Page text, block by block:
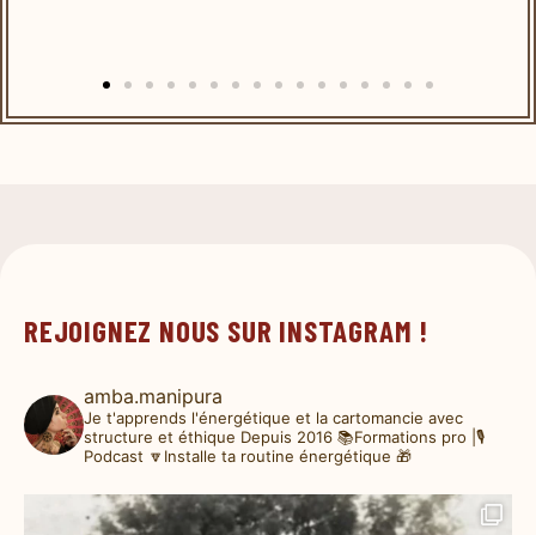
REJOIGNEZ NOUS SUR INSTAGRAM !
amba.manipura
Je t'apprends l'énergétique et la cartomancie avec
structure et éthique Depuis 2016 📚Formations pro |🎙️
Podcast 🔽Installe ta routine énergétique 🎁